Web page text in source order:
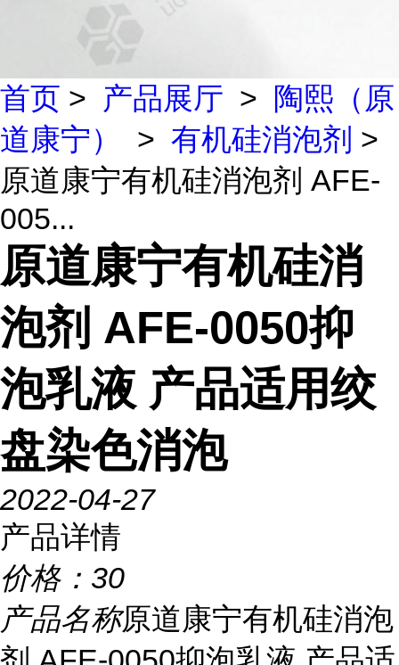
首页 > 产品展厅 >
陶熙（原
道康宁）
> 有机硅消泡剂 >
原道康宁有机硅消泡剂 AFE-
005...
原道康宁有机硅消
泡剂 AFE-0050抑
泡乳液 产品适用绞
盘染色消泡
2022-04-27
产品详情
价格： 30
产品名称原道康宁有机硅消泡